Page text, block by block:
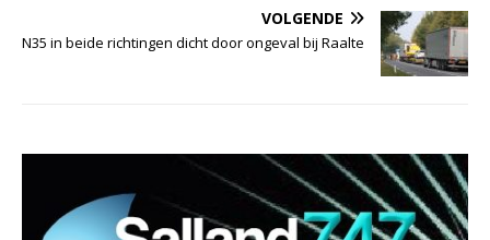
VOLGENDE
N35 in beide richtingen dicht door ongeval bij Raalte